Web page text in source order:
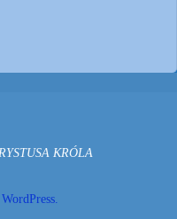
KRÓLA
WordPress.